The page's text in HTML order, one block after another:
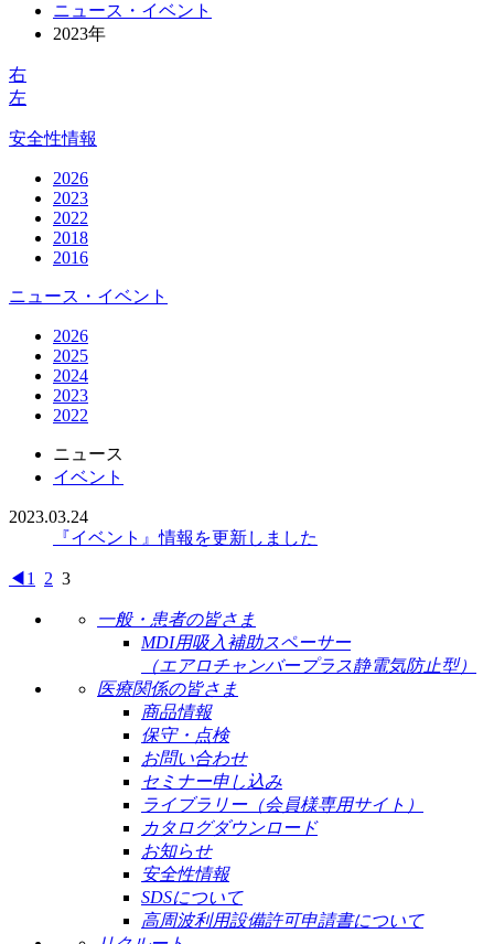
ニュース・イベント
2023年
右
左
安全性情報
2026
2023
2022
2018
2016
ニュース・イベント
2026
2025
2024
2023
2022
ニュース
イベント
2023.03.24
『イベント』情報を更新しました
◀ 1 2 3
一般・患者の皆さま
MDI用吸入補助スペーサー
（エアロチャンバープラス静電気防止型）
医療関係の皆さま
商品情報
保守・点検
お問い合わせ
セミナー申し込み
ライブラリー（会員様専用サイト）
カタログダウンロード
お知らせ
安全性情報
SDSについて
高周波利用設備許可申請書について